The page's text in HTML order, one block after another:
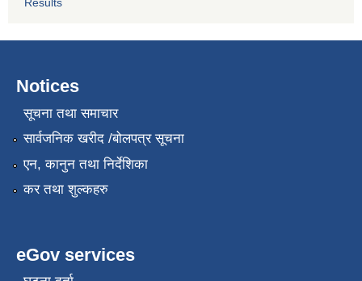
Results
Notices
सूचना तथा समाचार
सार्वजनिक खरीद /बोलपत्र सूचना
एन, कानुन तथा निर्देशिका
कर तथा शुल्कहरु
eGov services